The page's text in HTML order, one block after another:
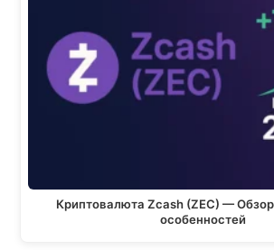
Криптовалюта Zcash (ZEC) —
особенностей